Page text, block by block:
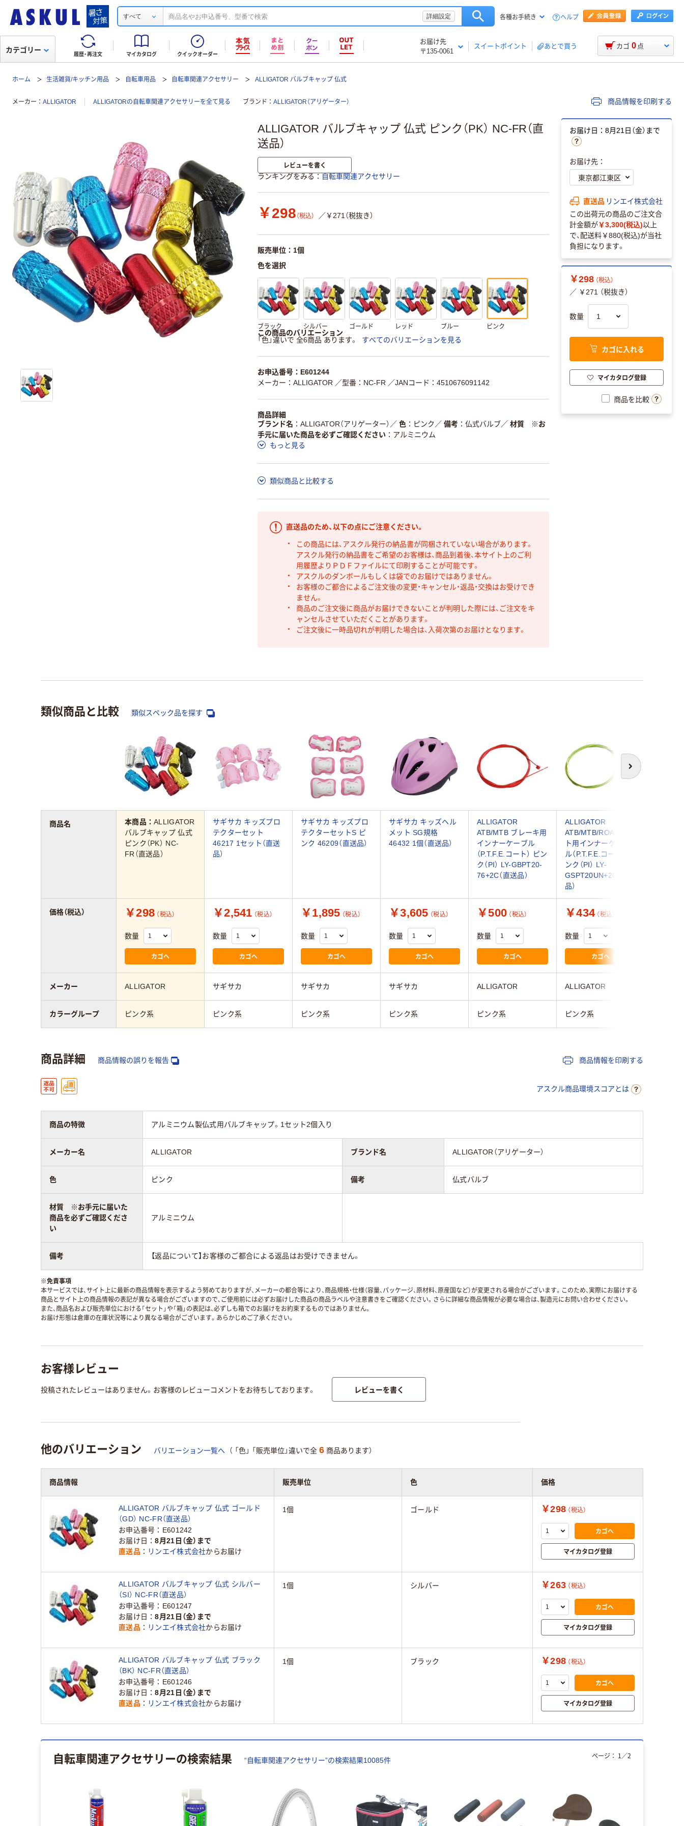
すべて 詳細設定 各種お手続き ヘルプ
履歴・再注文 マイカタログ クイックオーダー
お届け先
〒135-0061
スイートポイント あとで買う
カテゴリー カゴ 0 点
ホーム 生活雑貨/キッチン用品 自転車用品 自転車関連アクセサリー ALLIGATOR バルブキャップ 仏式
メーカー ALLIGATOR ALLIGATORの自転車関連アクセサリーを全て見る ブランド ALLIGATOR（アリゲーター） 商品情報を印刷する
ALLIGATOR バルブキャップ 仏式 ピンク（PK） NC-FR（直
送品）
レビューを書く
ランキングをみる 自転車関連アクセサリー
￥298 （税込） ／￥271（税抜き）
販売単位：1個
色を選択
ブラック シルバー ゴールド レッド ブルー ピンク
この商品のバリエーション
「色」違いで 全6商品 あります。
すべてのバリエーションを見る
お申込番号：E601244
メーカー：ALLIGATOR ／型番：NC-FR ／JANコード：4510676091142
商品詳細
ブランド名
ALLIGATOR（アリゲーター） ／ 色 ピンク ／ 備考 仏式バルブ／ 材質 ※お
手元に届いた商品を必ずご確認ください
アルミニウム
もっと見る
類似商品と比較する
直送品のため、以下の点にご注意ください。
この商品には、アスクル発行の納品書が同梱されていない場合があります。
アスクル発行の納品書をご希望のお客様は、商品到着後、本サイト上のご利
用履歴よりＰＤＦファイルにて印刷することが可能です。
アスクルのダンボールもしくは袋でのお届けではありません。
お客様のご都合によるご注文後の変更・キャンセル・返品・交換はお受けでき
ません。
商品のご注文後に商品がお届けできないことが判明した際には、ご注文をキ
ャンセルさせていただくことがあります。
ご注文後に一時品切れが判明した場合は、入荷次第のお届けとなります。
お届け日：8月21日（金）まで
お届け先：
直送品 リンエイ株式会社
この出荷元の商品のご注文合
計金額が￥3,300(税込)以上
で、配送料￥880(税込)が当社
負担になります。
￥298 （税込）
／ ￥271 （税抜き）
数量
カゴに入れる
マイカタログ登録
商品を比較
類似商品と比較 類似スペック品を探す
次へ
本商品：ALLIGATOR
バルブキャップ 仏式
ピンク（PK） NC-
FR（直送品）
サギサカ キッズプロ
テクターセット
46217 1セット（直送
品）
サギサカ キッズプロ
テクターセットS ピ
ンク 46209（直送品）
サギサカ キッズヘル
メット SG規格
46432 1個（直送品）
ALLIGATOR
ATB/MTB ブレーキ用
インナーケーブル
（P.T.F.E.コート） ピン
ク（PI） LY-GBPT20-
76+2C（直送品）
ALLIGATOR
ATB/MTB/ROADシフ
ト用インナーケーブ
ル（P.T.F.E.コート） ピ
ンク（PI） LY-
GSPT20UN+2C（直送
品）
￥298 （税込）
数量
カゴへ
￥2,541 （税込）
数量
カゴへ
￥1,895 （税込）
数量
カゴへ
￥3,605 （税込）
数量
カゴへ
￥500 （税込）
数量
カゴへ
￥434 （税込）
数量
カゴへ
ALLIGATOR サギサカ サギサカ サギサカ ALLIGATOR ALLIGATOR
ピンク系 ピンク系 ピンク系 ピンク系 ピンク系 ピンク系
商品名
価格（税込）
メーカー
カラーグループ
商品詳細 商品情報の誤りを報告 商品情報を印刷する
アスクル商品環境スコアとは
商品の特徴 アルミニウム製仏式用バルブキャップ。1セット2個入り
メーカー名 ALLIGATOR ブランド名 ALLIGATOR（アリゲーター）
色 ピンク 備考 仏式バルブ
材質 ※お手元に届いた
商品を必ずご確認くださ
い
アルミニウム
備考 【返品について】お客様のご都合による返品はお受けできません。
※免責事項
本サービスでは、サイト上に最新の商品情報を表示するよう努めておりますが、メーカーの都合等により、商品規格・仕様（容量、パッケージ、原材料、原産国など）が変更される場合がございます。このため、実際にお届けする
商品とサイト上の商品情報の表記が異なる場合がございますので、ご使用前には必ずお届けした商品の商品ラベルや注意書きをご確認ください。さらに詳細な商品情報が必要な場合は、製造元にお問い合わせください。
また、商品名および販売単位における「セット」や「箱」の表記は、必ずしも箱でのお届けをお約束するものではありません。
お届け形態は倉庫の在庫状況等により異なる場合がございます。あらかじめご了承ください。
お客様レビュー
投稿されたレビューはありません。お客様のレビューコメントをお待ちしております。 レビューを書く
他のバリエーション バリエーション一覧へ （ 「色」 「販売単位」違いで全 6 商品あります）
商品情報 販売単位 色 価格
ALLIGATOR バルブキャップ 仏式 ゴールド
（GD） NC-FR（直送品）
お申込番号
E601242
お届け日
8月21日（金）まで
直送品
リンエイ株式会社からお届け
1個 ゴールド ￥298 （税込）
カゴへ
マイカタログ登録
ALLIGATOR バルブキャップ 仏式 シルバー
（SI） NC-FR（直送品）
お申込番号
E601247
お届け日
8月21日（金）まで
直送品
リンエイ株式会社からお届け
1個 シルバー ￥263 （税込）
カゴへ
マイカタログ登録
ALLIGATOR バルブキャップ 仏式 ブラック
（BK） NC-FR（直送品）
お申込番号
E601246
お届け日
8月21日（金）まで
直送品
リンエイ株式会社からお届け
1個 ブラック ￥298 （税込）
カゴへ
マイカタログ登録
自転車関連アクセサリーの検索結果 “自転車関連アクセサリー”の検索結果10085件
ページ： 1 ／2